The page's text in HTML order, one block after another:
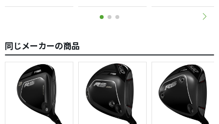
同じメーカーの商品